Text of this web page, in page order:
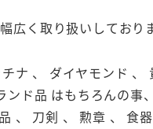
広く取り扱いしており
ナ 、 ダイヤモンド 、
ンド品 はもちろんの事
、 刀剣 、 勲章 、 食